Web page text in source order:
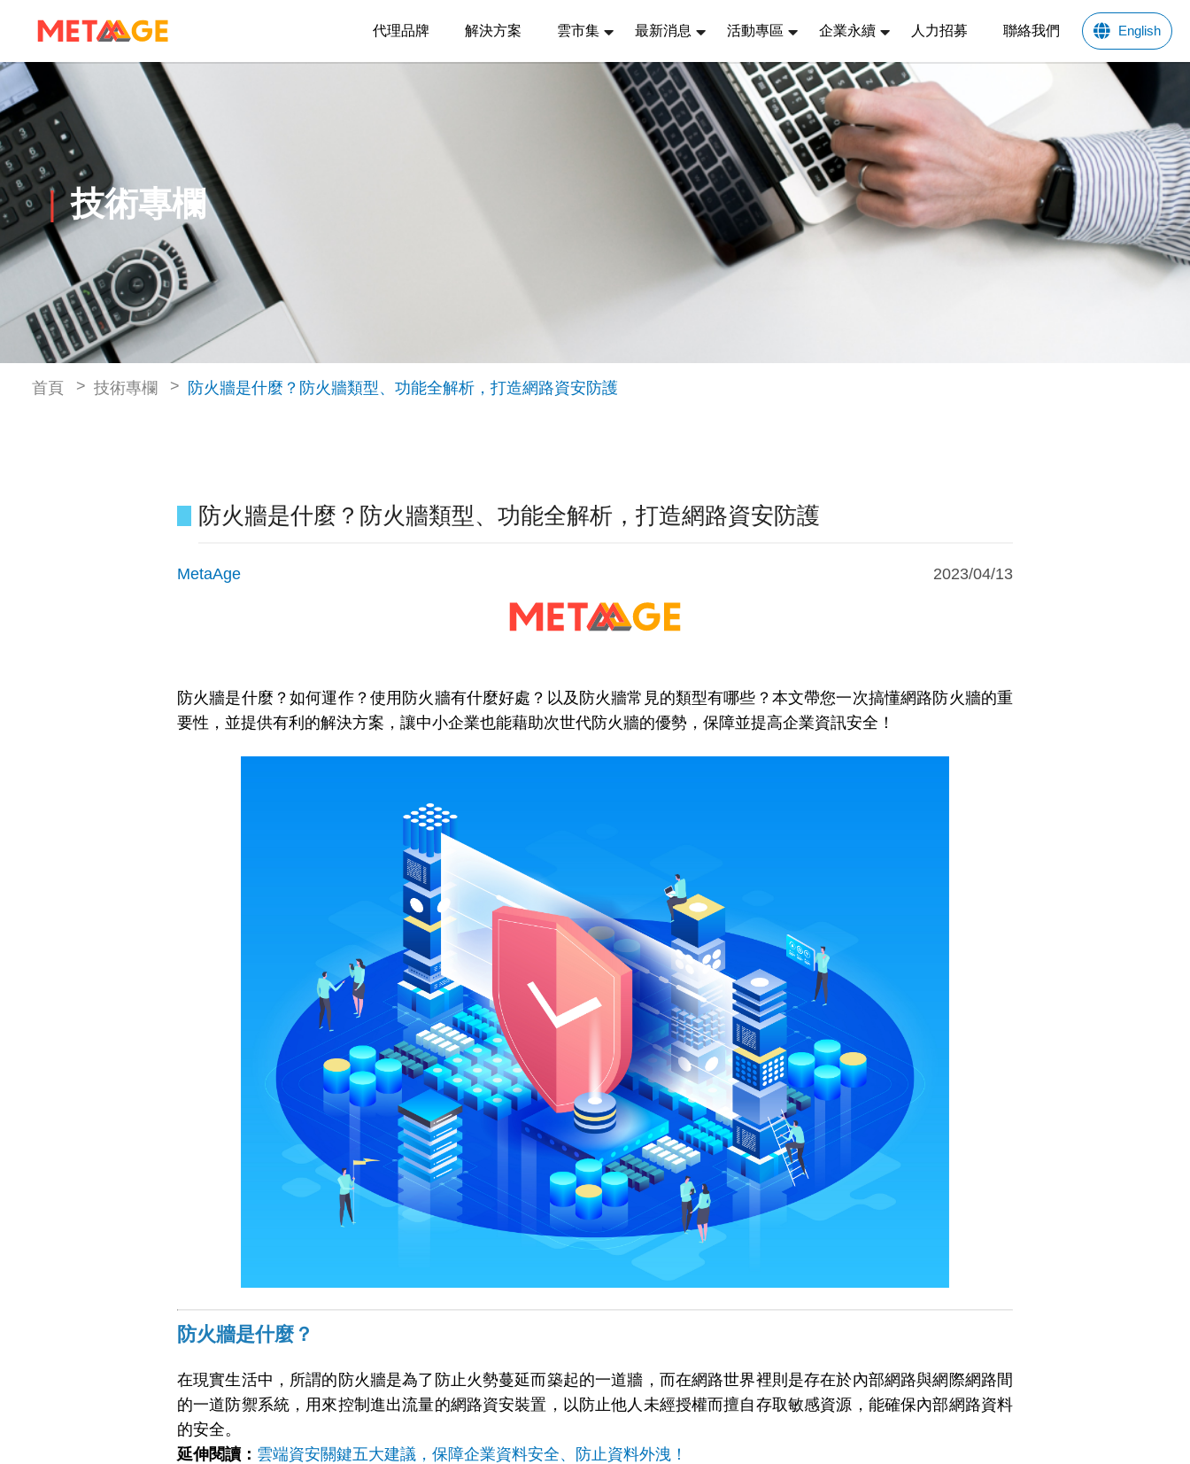
代理品牌 解決方案 雲市集 最新消息 活動專區 企業永續 人力招募 聯絡我們 English
技術專欄
首頁 技術專欄 防火牆是什麼？防火牆類型、功能全解析，打造網路資安防護
防火牆是什麼？防火牆類型、功能全解析，打造網路資安防護
MetaAge 2023/04/13
防火牆是什麼？如何運作？使用防火牆有什麼好處？以及防火牆常見的類型有哪些？本文帶您一次搞懂網路防火牆的重
要性，並提供有利的解決方案，讓中小企業也能藉助次世代防火牆的優勢，保障並提高企業資訊安全！
防火牆是什麼？
在現實生活中，所謂的防火牆是為了防止火勢蔓延而築起的一道牆，而在網路世界裡則是存在於內部網路與網際網路間
的一道防禦系統，用來控制進出流量的網路資安裝置，以防止他人未經授權而擅自存取敏感資源，能確保內部網路資料
的安全。
延伸閱讀： 雲端資安關鍵五大建議，保障企業資料安全、防止資料外洩！